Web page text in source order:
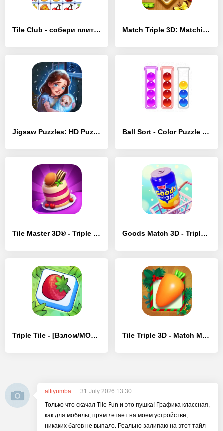
Tile Club - собери плитки - [Взлом/МОД Много денег] Match Triple 3D: Matching Tile - [Взлом/МОД Unlocked]
Jigsaw Puzzles: HD Puzzle Game - [Взлом/МОД Меню] Ball Sort - Color Puzzle Game - [Взлом/МОД Бесконечные деньги]
Tile Master 3D® - Triple Match - [Взлом/МОД Unlocked] Goods Match 3D - Triple Master - [Взлом/МОД Бесконечные деньги]
Triple Tile - [Взлом/МОД Unlocked] Tile Triple 3D - Match Master - [Взлом/МОД Много денег]
alfiyumba
31 July 2026 13:30
Только что скачал Tile Fun и это пушка! Графика классная,
как для мобилы, прям летает на моем устройстве,
никаких багов не выпало. Реально залипаю на этот тайл-